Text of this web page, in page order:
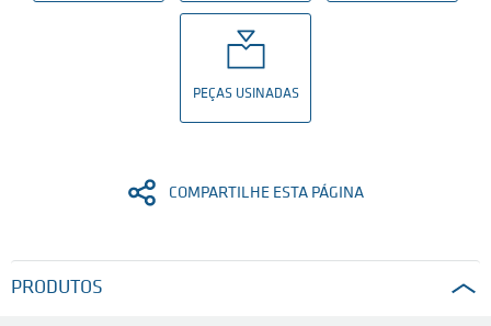
PEÇAS USINADAS
COMPARTILHE ESTA PÁGINA
PRODUTOS